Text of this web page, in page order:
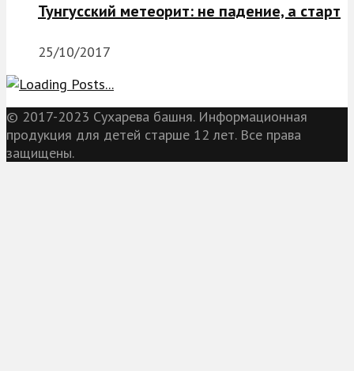
Тунгусский метеорит: не падение, а старт
25/10/2017
© 2017-2023 Сухарева башня. Информационная
продукция для детей старше 12 лет. Все права
защищены.